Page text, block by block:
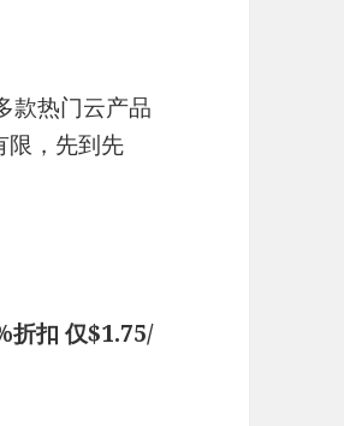
款热门云产品
限，先到先
扣 仅$1.75/